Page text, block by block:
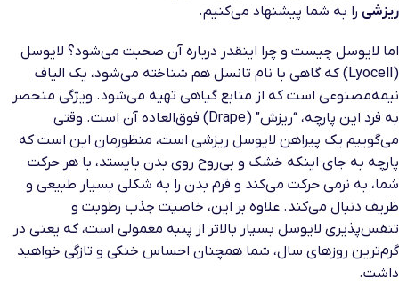
ریزشی را به شما پیشنهاد می‌کنیم.
اما لایوسل چیست و چرا اینقدر درباره آن صحبت می‌شود؟ لایوسل
(Lyocell) که گاهی با نام تانسل هم شناخته می‌شود، یک الیاف
نیمه‌مصنوعی است که از منابع گیاهی تهیه می‌شود. ویژگی منحصر
به فرد این پارچه، “ریزش” (Drape) فوق‌العاده آن است. وقتی
می‌گوییم یک پیراهن لایوسل ریزشی است، منظورمان این است که
پارچه به جای اینکه خشک و بی‌روح روی بدن بایستد، با هر حرکت
شما، به نرمی حرکت می‌کند و فرم بدن را به شکلی بسیار طبیعی و
ظریف دنبال می‌کند. علاوه بر این، خاصیت جذب رطوبت و
تنفس‌پذیری لایوسل بسیار بالاتر از پنبه معمولی است، که یعنی در
گرم‌ترین روزهای سال، شما همچنان احساس خنکی و تازگی خواهید
داشت.